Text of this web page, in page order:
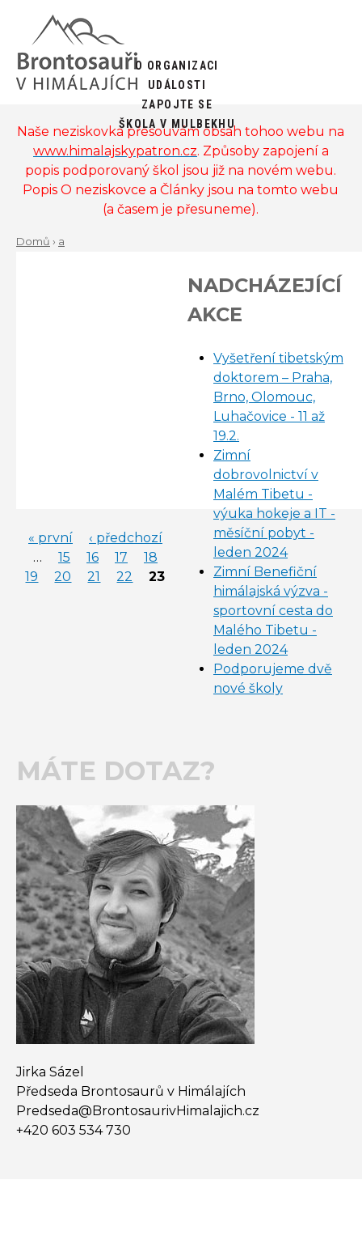
navigation
Naše neziskovka přesouvám obsah tohoo webu na
www.himalajskypatron.cz. Způsoby zapojení a
popis podporovaný škol jsou již na novém webu.
Popis O neziskovce a Články jsou na tomto webu
(a časem je přesuneme).
Domů › a
STRÁNKY
« první
‹ předchozí
…
15 16 17
18
19
20 21 22 23
NADCHÁZEJÍCÍ
AKCE
Vyšetření tibetským
doktorem – Praha,
Brno, Olomouc,
Luhačovice - 11 až
19.2.
Zimní
dobrovolnictví v
Malém Tibetu -
výuka hokeje a IT -
měsíční pobyt -
leden 2024
Zimní Benefiční
himálajská výzva -
sportovní cesta do
Malého Tibetu -
leden 2024
Podporujeme dvě
nové školy
Back
to
MAIN
O ORGANIZACI
UDÁLOSTI
ZAPOJTE SE
ŠKOLA V MULBEKHU
MÁTE DOTAZ?
Jirka Sázel
Předseda Brontosaurů v Himálajích
Predseda@​BrontosaurivHimalajich.cz
+420 603 534 730